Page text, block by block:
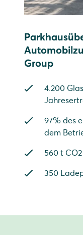
Group
4.200
97% des
dem
560 t
350